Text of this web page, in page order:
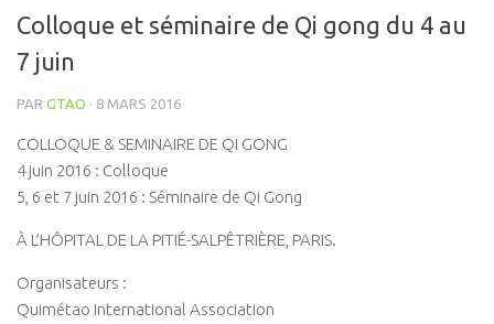
GTAO Rédaction
Cécile Bercegeay
Master Roger Itier
Céline Laly
Isa Artao
Colloque et séminaire de Qi gong du 4 au
7 juin
PAR GTAO · 8 MARS 2016
COLLOQUE & SEMINAIRE DE QI GONG
4 juin 2016 : Colloque
5, 6 et 7 juin 2016 : Séminaire de Qi Gong
À L’HÔPITAL DE LA PITIÉ-SALPÊTRIÈRE, PARIS.
Organisateurs :
Quimétao International Association